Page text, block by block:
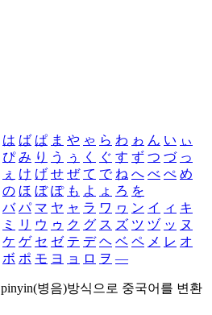
は ば ぱ ま や ゃ ら わ ゎ ん い ぃ
ぴ み り う ぅ く ぐ す ず つ づ っ
ぇ け げ せ ぜ て で ね へ べ ぺ め
の ほ ぼ ぽ も よ ょ ろ を
バ パ マ ヤ ャ ラ ワ ヮ ン イ ィ キ
ミ リ ウ ゥ ク グ ス ズ ツ ヅ ッ ヌ
ケ ゲ セ ゼ テ デ ヘ ベ ペ メ レ オ
ボ ポ モ ヨ ョ ロ ヲ ―
병음)방식으로 중국어를 변환